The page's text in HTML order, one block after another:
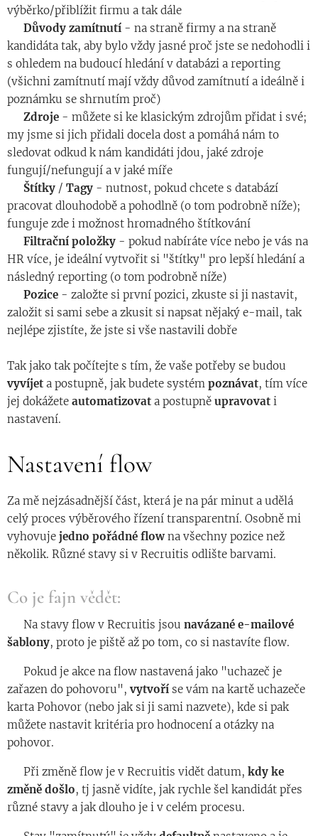
výběrko/přiblížit firmu a tak dále
Důvody zamítnutí - na straně firmy a na straně
kandidáta tak, aby bylo vždy jasné proč jste se nedohodli i
s ohledem na budoucí hledání v databázi a reporting
(všichni zamítnutí mají vždy důvod zamítnutí a ideálně i
poznámku se shrnutím proč)
Zdroje - můžete si ke klasickým zdrojům přidat i své;
my jsme si jich přidali docela dost a pomáhá nám to
sledovat odkud k nám kandidáti jdou, jaké zdroje
fungují/nefungují a v jaké míře
Štítky / Tagy - nutnost, pokud chcete s databází
pracovat dlouhodobě a pohodlně (o tom podrobně níže);
funguje zde i možnost hromadného štítkování
Filtrační položky - pokud nabíráte více nebo je vás na
HR více, je ideální vytvořit si "štítky" pro lepší hledání a
následný reporting (o tom podrobně níže)
Pozice - založte si první pozici, zkuste si ji nastavit,
založit si sami sebe a zkusit si napsat nějaký e-mail, tak
nejlépe zjistíte, že jste si vše nastavili dobře 😊
Tak jako tak počítejte s tím, že vaše potřeby se budou
vyvíjet a postupně, jak budete systém poznávat, tím více
jej dokážete automatizovat a postupně upravovat i
nastavení.
Nastavení flow
Za mě nejzásadnější část, která je na pár minut a udělá
celý proces výběrového řízení transparentní. Osobně mi
vyhovuje jedno pořádné flow na všechny pozice než
několik. Různé stavy si v Recruitis odlište barvami.
Co je fajn vědět:
◾️ Na stavy flow v Recruitis jsou navázané e-mailové
šablony, proto je piště až po tom, co si nastavíte flow.
◾️ Pokud je akce na flow nastavená jako "uchazeč je
zařazen do pohovoru", vytvoří se vám na kartě uchazeče
karta Pohovor (nebo jak si ji sami nazvete), kde si pak
můžete nastavit kritéria pro hodnocení a otázky na
pohovor.
◾️ Při změně flow je v Recruitis vidět datum, kdy ke
změně došlo, tj jasně vidíte, jak rychle šel kandidát přes
různé stavy a jak dlouho je i v celém procesu.